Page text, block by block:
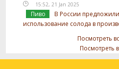
15:52, 21 Jan 2025
Пиво
В России
использование солода в
Посмотреть
Посмотреть